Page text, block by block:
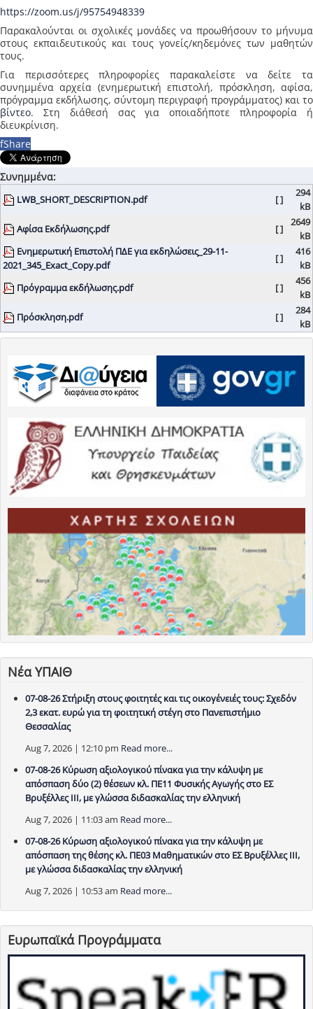
https://zoom.us/j/95754948339
Παρακαλούνται οι σχολικές μονάδες να προωθήσουν το μήνυμα
στους εκπαιδευτικούς και τους γονείς/κηδεμόνες των μαθητών
τους.
Για περισσότερες πληροφορίες παρακαλείστε να δείτε τα
συνημμένα αρχεία (ενημερωτική επιστολή, πρόσκληση, αφίσα,
πρόγραμμα εκδήλωσης, σύντομη περιγραφή προγράμματος) και το
βίντεο. Στη διάθεσή σας για οποιαδήποτε πληροφορία ή
διευκρίνιση.
fShare
Συνημμένα:
LWB_SHORT_DESCRIPTION.pdf [ ]
294
kB
Αφίσα Εκδήλωσης.pdf
[ ]
2649
kB
Ενημερωτική Επιστολή ΠΔΕ για εκδηλώσεις_29-11-
2021_345_Exact_Copy.pdf
[ ]
416
kB
Πρόγραμμα εκδήλωσης.pdf
[ ]
456
kB
Πρόσκληση.pdf
[ ]
284
kB
Νέα ΥΠΑΙΘ
07-08-26 Στήριξη στους φοιτητές και τις οικογένειές τους: Σχεδόν
2,3 εκατ. ευρώ για τη φοιτητική στέγη στο Πανεπιστήμιο
Θεσσαλίας
Aug 7, 2026 | 12:10 pm Read more...
07-08-26 Κύρωση αξιολογικού πίνακα για την κάλυψη με
απόσπαση δύο (2) θέσεων κλ. ΠΕ11 Φυσικής Αγωγής στο ΕΣ
Βρυξέλλες ΙΙΙ, με γλώσσα διδασκαλίας την ελληνική
Aug 7, 2026 | 11:03 am Read more...
07-08-26 Κύρωση αξιολογικού πίνακα για την κάλυψη με
απόσπαση της θέσης κλ. ΠΕ03 Μαθηματικών στο ΕΣ Βρυξέλλες ΙΙΙ,
με γλώσσα διδασκαλίας την ελληνική
Aug 7, 2026 | 10:53 am Read more...
Ευρωπαϊκά Προγράμματα